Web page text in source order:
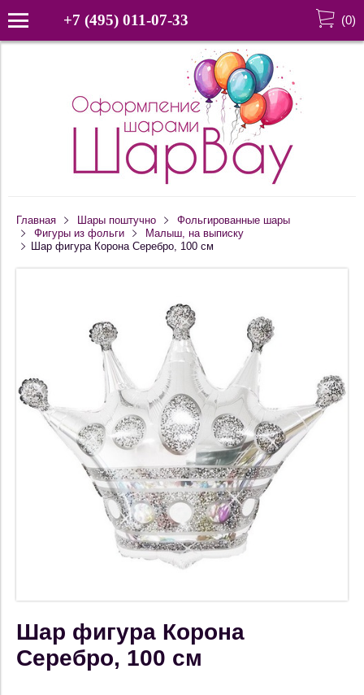
+7 (495) 011-07-33 (0)
Главная Шары поштучно
Фольгированные шары
Фигуры из фольги
Малыш, на выписку
Шар фигура Корона Серебро, 100 см
Шар фигура Корона
Серебро, 100 см